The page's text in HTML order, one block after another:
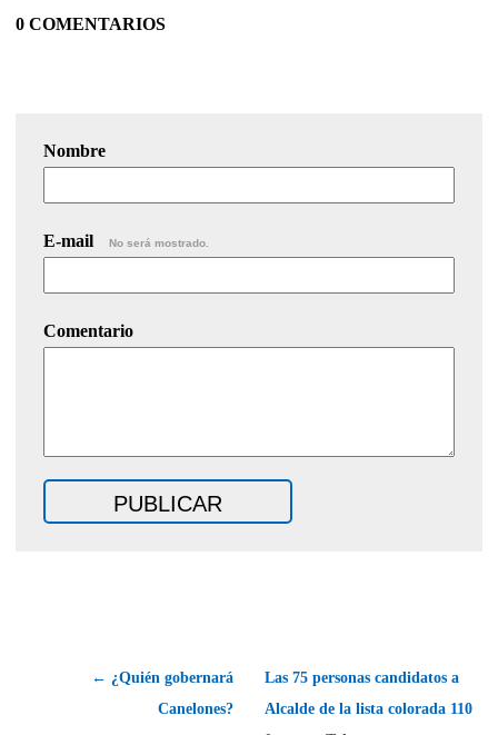
0 COMENTARIOS
Nombre
E-mail No será mostrado.
Comentario
← ¿Quién gobernará
Canelones?
Las 75 personas candidatos a
Alcalde de la lista colorada 110